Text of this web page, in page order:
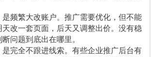
繁大改账户。推广需要优化，但不能
改一套页面，后天又调整出价。没有稳
问题到底出在哪里。
全不跟进线索。有些企业推广后台有